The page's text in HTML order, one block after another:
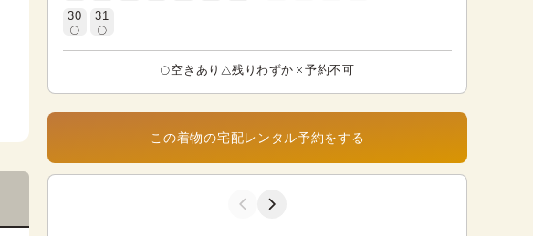
30 31
空きあり 残りわずか 予約不可
この着物の宅配レンタル予約をする